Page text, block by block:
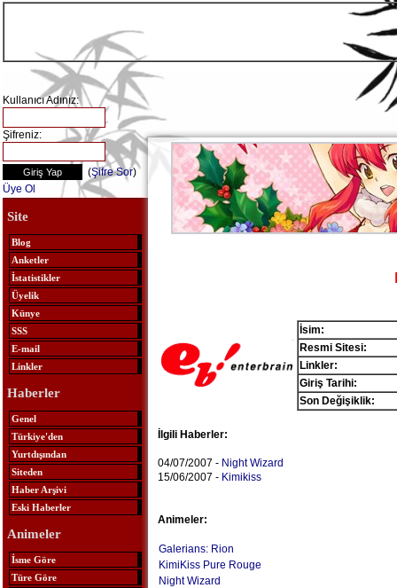
Kullanıcı Adınız:
Şifreniz:
(Şifre Sor)
Üye Ol
Site
Blog
Anketler
İstatistikler
Üyelik
Künye
SSS
E-mail
Linkler
Haberler
Genel
Türkiye'den
Yurtdışından
Siteden
Haber Arşivi
Eski Haberler
Animeler
İsme Göre
Türe Göre
İsim:
Resmi Sitesi:
Linkler:
Giriş Tarihi:
Son Değişiklik:
İlgili Haberler:
04/07/2007 - Night Wizard
15/06/2007 - Kimikiss
Animeler:
Galerians: Rion
KimiKiss Pure Rouge
Night Wizard